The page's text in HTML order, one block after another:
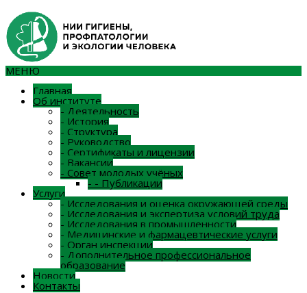
МЕНЮ
Главная
Об институте
- Деятельность
- История
- Структура
- Руководство
- Сертификаты и лицензии
- Вакансии
- Совет молодых учёных
- - Публикации
Услуги
- Исследования и оценка окружающей среды
- Исследования и экспертиза условий труда
- Исследования в промышленности
- Медицинские и фармацевтические услуги
- Орган инспекции
- Дополнительное профессиональное
образование
Новости
Контакты